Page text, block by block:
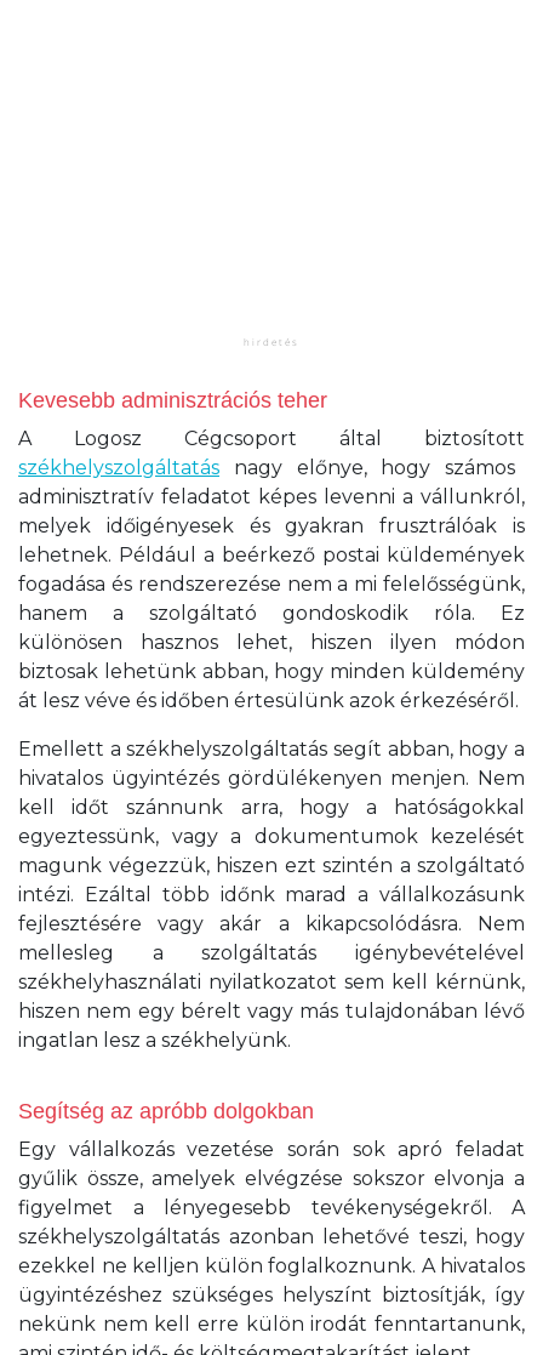
Kevesebb adminisztrációs teher
A Logosz Cégcsoport által biztosított
székhelyszolgáltatás nagy előnye, hogy számos
adminisztratív feladatot képes levenni a vállunkról,
melyek időigényesek és gyakran frusztrálóak is
lehetnek. Például a beérkező postai küldemények
fogadása és rendszerezése nem a mi felelősségünk,
hanem a szolgáltató gondoskodik róla. Ez
különösen hasznos lehet, hiszen ilyen módon
biztosak lehetünk abban, hogy minden küldemény
át lesz véve és időben értesülünk azok érkezéséről.
Emellett a székhelyszolgáltatás segít abban, hogy a
hivatalos ügyintézés gördülékenyen menjen. Nem
kell időt szánnunk arra, hogy a hatóságokkal
egyeztessünk, vagy a dokumentumok kezelését
magunk végezzük, hiszen ezt szintén a szolgáltató
intézi. Ezáltal több időnk marad a vállalkozásunk
fejlesztésére vagy akár a kikapcsolódásra. Nem
mellesleg a szolgáltatás igénybevételével
székhelyhasználati nyilatkozatot sem kell kérnünk,
hiszen nem egy bérelt vagy más tulajdonában lévő
ingatlan lesz a székhelyünk.
Segítség az apróbb dolgokban
Egy vállalkozás vezetése során sok apró feladat
gyűlik össze, amelyek elvégzése sokszor elvonja a
figyelmet a lényegesebb tevékenységekről. A
székhelyszolgáltatás azonban lehetővé teszi, hogy
ezekkel ne kelljen külön foglalkoznunk. A hivatalos
ügyintézéshez szükséges helyszínt biztosítják, így
nekünk nem kell erre külön irodát fenntartanunk,